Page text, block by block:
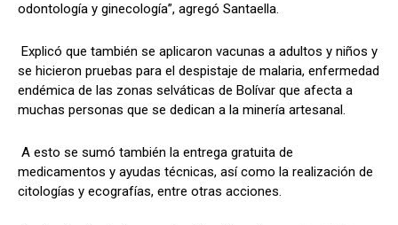
odontología y ginecología”, agregó Santaella.
Explicó que también se aplicaron vacunas a adultos y niños y
se hicieron pruebas para el despistaje de malaria, enfermedad
endémica de las zonas selváticas de Bolívar que afecta a
muchas personas que se dedican a la minería artesanal.
A esto se sumó también la entrega gratuita de
medicamentos y ayudas técnicas, así como la realización de
citologías y ecografías, entre otras acciones.